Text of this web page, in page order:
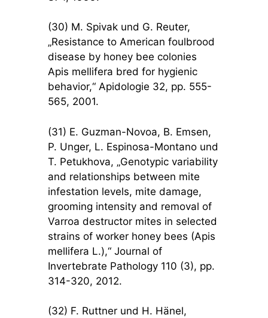
(30) M. Spivak und G. Reuter,
„Resistance to American foulbrood
disease by honey bee colonies
Apis mellifera bred for hygienic
behavior,“ Apidologie 32, pp. 555-
565, 2001.
(31) E. Guzman-Novoa, B. Emsen,
P. Unger, L. Espinosa-Montano und
T. Petukhova, „Genotypic variability
and relationships between mite
infestation levels, mite damage,
grooming intensity and removal of
Varroa destructor mites in selected
strains of worker honey bees (Apis
mellifera L.),“ Journal of
Invertebrate Pathology 110 (3), pp.
314-320, 2012.
(32) F. Ruttner und H. Hänel,